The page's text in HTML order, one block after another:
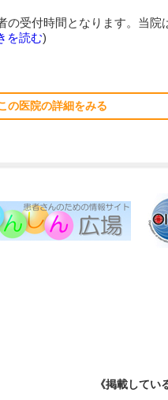
の受付時間となります。当
を読む)
の医院の詳細をみる
《掲載してい